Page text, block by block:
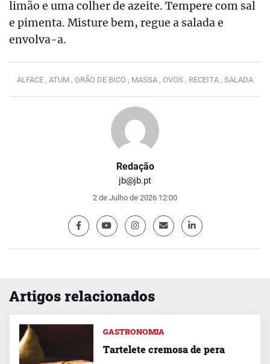
Redação
jb@jb.pt
2 de Julho de 2026 12:00
limão e uma colher de azeite. Tempere com sal
e pimenta. Misture bem, regue a salada e
envolva-a.
ALFACE , ATUM , GRÃO DE BICO , MASSA , OVOS , RECEITA , SALADA
Artigos relacionados
GASTRONOMIA
Tartelete cremosa de pera